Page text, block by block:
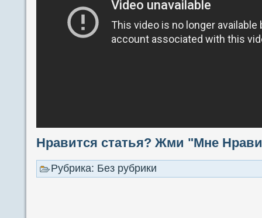
Нравится статья? Жми "Мне
Рубрика: Без рубрики